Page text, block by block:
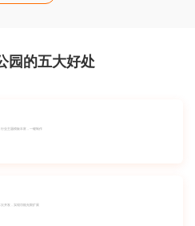
园的五大好处
业主题模板丰富，一键制作
开发，实现功能无限扩展